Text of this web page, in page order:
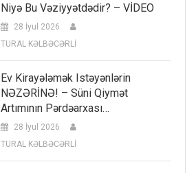
Niyə Bu Vəziyyətdədir? – VİDEO
28 İyul 2026
TURAL KƏLBƏCƏRLİ
Ev Kirayələmək Istəyənlərin
NƏZƏRİNƏ! – Süni Qiymət
Artımının Pərdəarxası…
28 İyul 2026
TURAL KƏLBƏCƏRLİ